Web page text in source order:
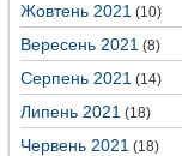
Жовтень 2021 (10)
Вересень 2021 (8)
Серпень 2021 (14)
Липень 2021 (18)
Червень 2021 (18)